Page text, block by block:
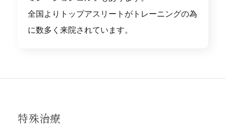
全国よりトップアスリートがトレーニングの為
に数多く来院されています。
特殊治療